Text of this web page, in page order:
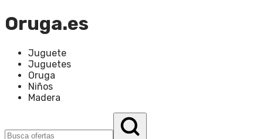
Oruga.es
Juguete
Juguetes
Oruga
Niños
Madera